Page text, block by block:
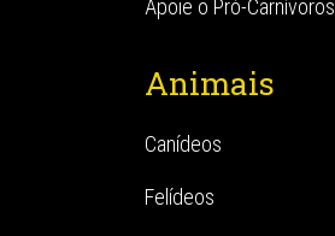
Apoie o Pró-Carnívoros
Animais
Canídeos
Felídeos